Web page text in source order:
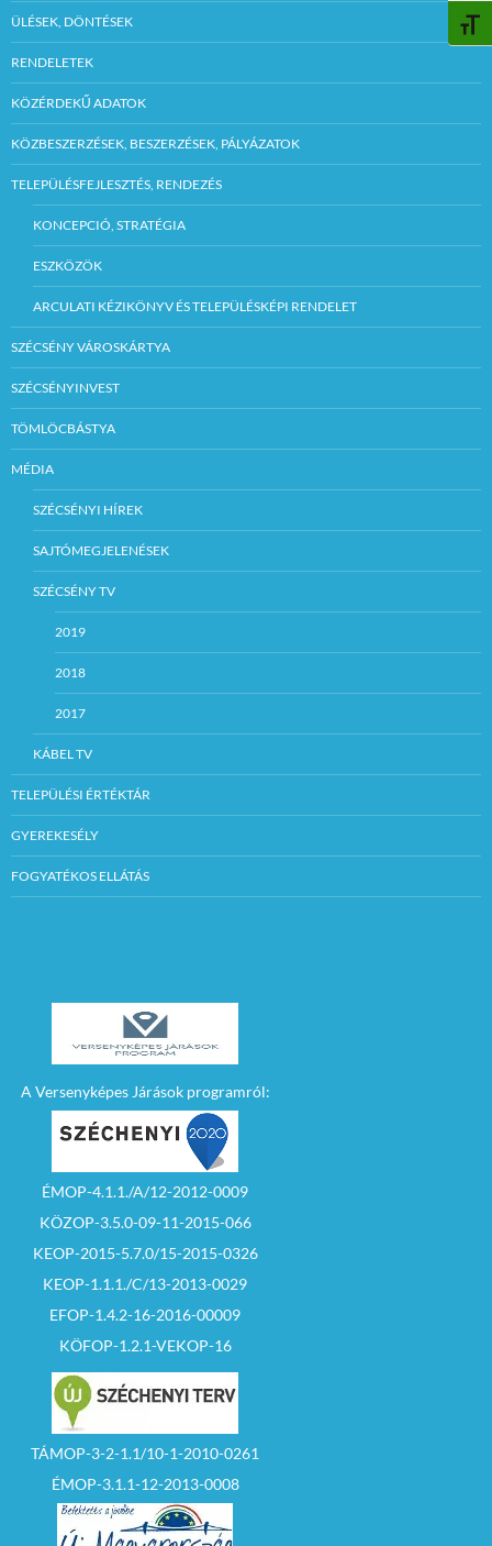
ÜLÉSEK, DÖNTÉSEK
RENDELETEK
KÖZÉRDEKŰ ADATOK
KÖZBESZERZÉSEK, BESZERZÉSEK, PÁLYÁZATOK
TELEPÜLÉSFEJLESZTÉS, RENDEZÉS
KONCEPCIÓ, STRATÉGIA
ESZKÖZÖK
ARCULATI KÉZIKÖNYV ÉS TELEPÜLÉSKÉPI RENDELET
SZÉCSÉNY VÁROSKÁRTYA
SZÉCSÉNYINVEST
TÖMLÖCBÁSTYA
MÉDIA
SZÉCSÉNYI HÍREK
SAJTÓMEGJELENÉSEK
SZÉCSÉNY TV
2019
2018
2017
KÁBEL TV
TELEPÜLÉSI ÉRTÉKTÁR
GYEREKESÉLY
FOGYATÉKOS ELLÁTÁS
A Versenyképes Járások programról:
ÉMOP-4.1.1./A/12-2012-0009
KÖZOP-3.5.0-09-11-2015-066
KEOP-2015-5.7.0/15-2015-0326
KEOP-1.1.1./C/13-2013-0029
EFOP-1.4.2-16-2016-00009
KÖFOP-1.2.1-VEKOP-16
TÁMOP-3-2-1.1/10-1-2010-0261
ÉMOP-3.1.1-12-2013-0008